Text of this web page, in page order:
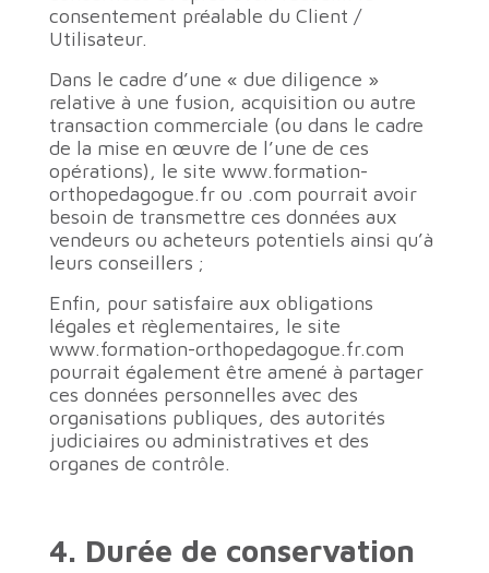
consentement préalable du Client /
Utilisateur.
Dans le cadre d’une « due diligence »
relative à une fusion, acquisition ou autre
transaction commerciale (ou dans le cadre
de la mise en œuvre de l’une de ces
opérations), le site www.formation-
orthopedagogue.fr ou .com pourrait avoir
besoin de transmettre ces données aux
vendeurs ou acheteurs potentiels ainsi qu’à
leurs conseillers ;
Enfin, pour satisfaire aux obligations
légales et règlementaires, le site
www.formation-orthopedagogue.fr.com
pourrait également être amené à partager
ces données personnelles avec des
organisations publiques, des autorités
judiciaires ou administratives et des
organes de contrôle.
4. Durée de conservation